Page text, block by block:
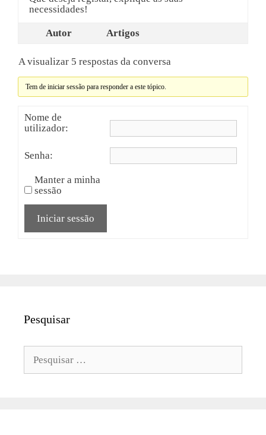
necessidades!
Autor Artigos
A visualizar 5 respostas da conversa
Tem de iniciar sessão para responder a este tópico.
Nome de
utilizador:
Senha:
Manter a minha
sessão
Iniciar sessão
Pesquisar